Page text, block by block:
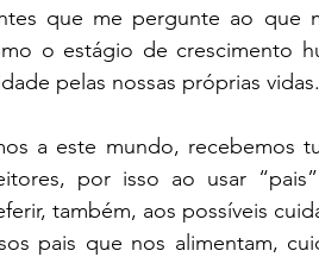
que me pergunte ao que
o estágio de crescimento
pelas nossas próprias vidas.
a este mundo, recebemos
por isso ao usar
também, aos possíveis
pais que nos alimentam,